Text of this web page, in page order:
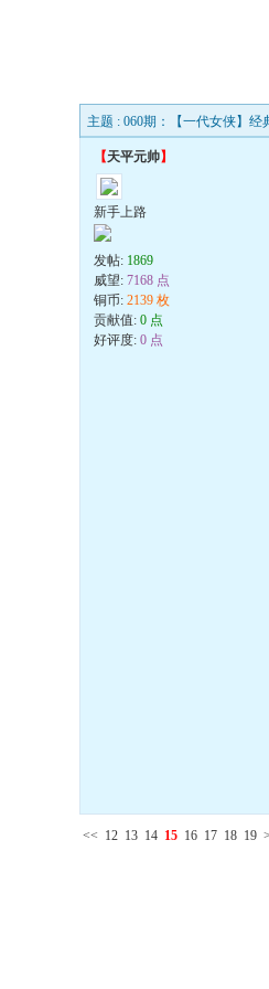
主题 : 060期：【一代女侠】
【天平元帅】
新手上路
发帖: 1869
威望: 7168 点
铜币: 2139 枚
贡献值: 0 点
好评度: 0 点
<< 12 13 14 15 16 17 18 19